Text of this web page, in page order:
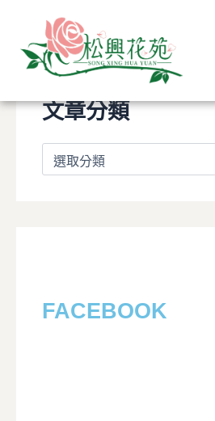
文章分類
章
分
類
FACEBOOK